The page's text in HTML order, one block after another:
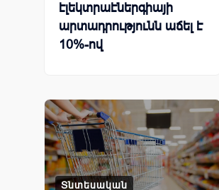
էլեկտրաէներգիայի
արտադրությունն աճել է
10%-ով
Տնտեսական